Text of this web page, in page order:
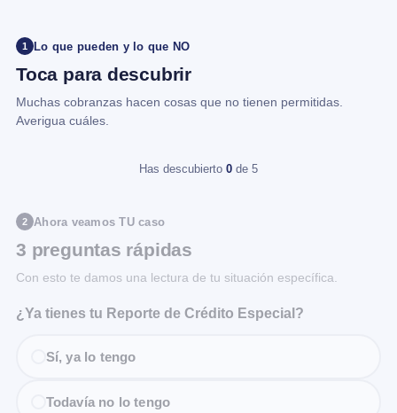
1 Lo que pueden y lo que NO
Toca para descubrir
Muchas cobranzas hacen cosas que no tienen permitidas.
Averigua cuáles.
Has descubierto 0 de 5
2 Ahora veamos TU caso
3 preguntas rápidas
Con esto te damos una lectura de tu situación específica.
¿Ya tienes tu Reporte de Crédito Especial?
Sí, ya lo tengo
Todavía no lo tengo